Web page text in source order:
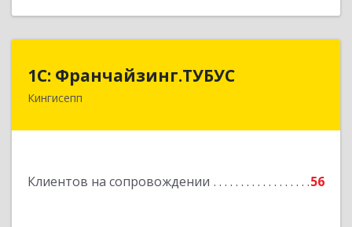
1С: Франчайзинг.ТУБУС
Кингисепп
Клиентов на сопровождении 56
1С: Франчайзинг.ТУБУС